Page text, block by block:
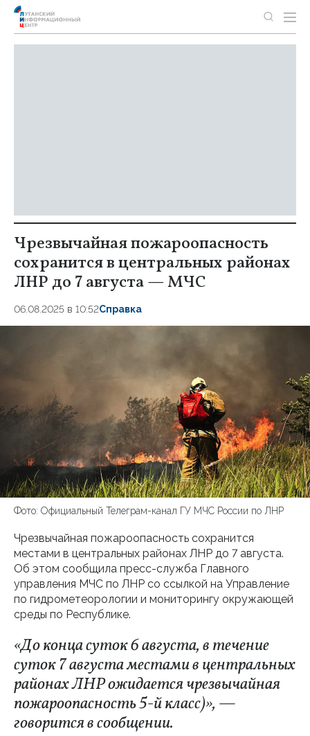
Чрезвычайная пожароопасность
сохранится в центральных районах
ЛНР до 7 августа — МЧС
06.08.2025 в 10:52Справка
Фото: Официальный Телеграм-канал ГУ МЧС России по ЛНР
Чрезвычайная пожароопасность сохранится
местами в центральных районах ЛНР до 7 августа.
Об этом сообщила пресс-служба Главного
управления МЧС по ЛНР со ссылкой на Управление
по гидрометеорологии и мониторингу окружающей
среды по Республике.
«До конца суток 6 августа, в течение
суток 7 августа местами в центральных
районах ЛНР ожидается чрезвычайная
пожароопасность 5-й класс)», —
говорится в сообщении.